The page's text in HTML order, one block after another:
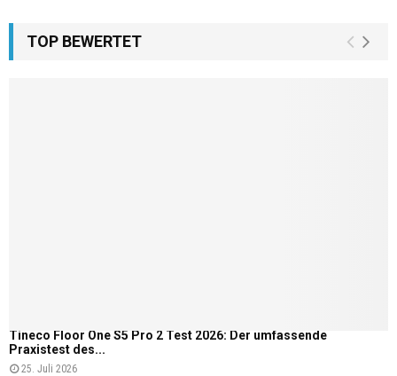
TOP BEWERTET
Tineco Floor One S5 Pro 2 Test 2026: Der umfassende
Praxistest des...
25. Juli 2026